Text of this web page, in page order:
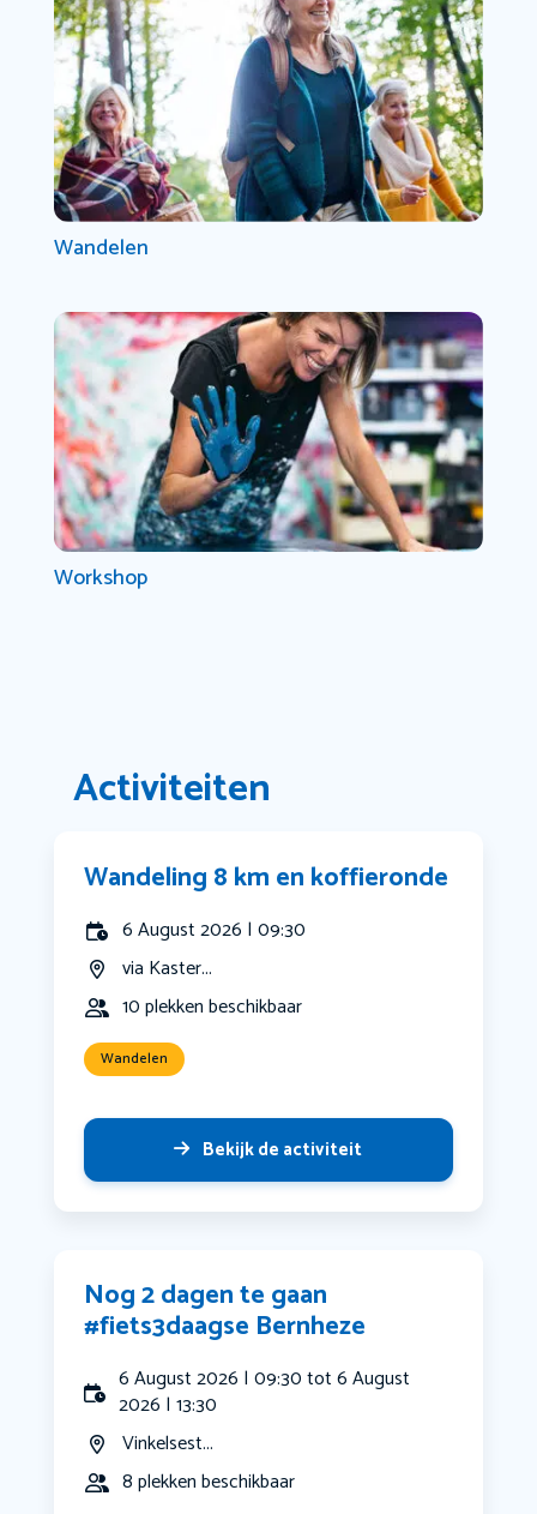
Wandelen
Workshop
Activiteiten
Wandeling 8 km en koffieronde
6 August 2026 | 09:30
via Kaster...
10 plekken beschikbaar
Wandelen
Bekijk de activiteit
Nog 2 dagen te gaan
#fiets3daagse Bernheze
6 August 2026 | 09:30 tot 6 August
2026 | 13:30
Vinkelsest...
8 plekken beschikbaar